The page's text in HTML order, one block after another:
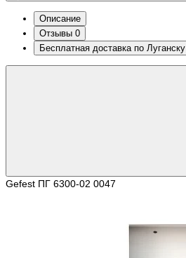
Описание
Отзывы 0
Бесплатная доставка по Луганску
Gefest ПГ 6300-02 0047